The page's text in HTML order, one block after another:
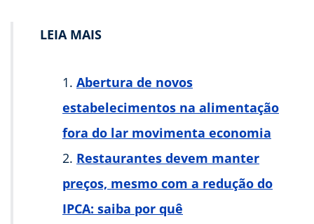
LEIA MAIS
Abertura de novos
estabelecimentos na alimentação
fora do lar movimenta economia
Restaurantes devem manter
preços, mesmo com a redução do
IPCA: saiba por quê